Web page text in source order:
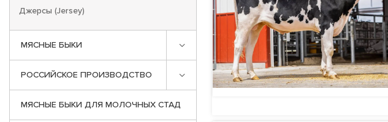
Джерсы (Jersey)
МЯСНЫЕ БЫКИ
РОССИЙСКОЕ ПРОИЗВОДСТВО
МЯСНЫЕ БЫКИ ДЛЯ МОЛОЧНЫХ СТАД